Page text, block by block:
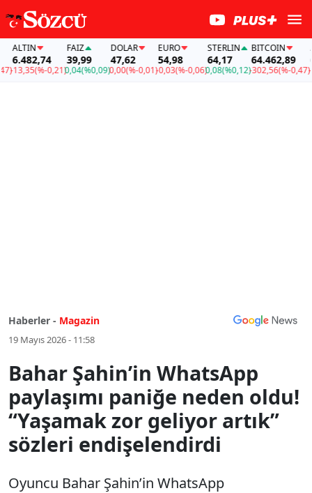
ALTIN
6.482,74
-13,35(%-0,21)
FAİZ
39,99
0,04(%0,09)
DOLAR
47,62
0,00(%-0,01)
EURO
54,98
-0,03(%-0,06)
STERLIN
64,17
0,08(%0,12)
BITCOIN
64.462,89
-302,56(%-0,47)-
Haberler - Magazin
19 Mayıs 2026 - 11:58
Bahar Şahin’in WhatsApp
paylaşımı paniğe neden oldu!
“Yaşamak zor geliyor artık”
sözleri endişelendirdi
Oyuncu Bahar Şahin’in WhatsApp